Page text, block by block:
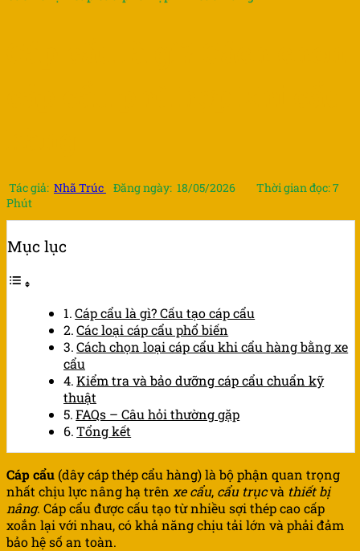
Tác giả: Nhã Trúc Đăng ngày: 18/05/2026
Thời gian đọc: 7
Phút
Mục lục
Cáp cẩu là gì? Cấu tạo cáp cẩu
Các loại cáp cẩu phổ biến
Cách chọn loại cáp cẩu khi cẩu hàng bằng xe
cẩu
Kiểm tra và bảo dưỡng cáp cẩu chuẩn kỹ
thuật
FAQs – Câu hỏi thường gặp
Tổng kết
Cáp cẩu (dây cáp thép cẩu hàng) là bộ phận quan trọng
nhất chịu lực nâng hạ trên xe cẩu, cẩu trụcvà thiết bị
nâng. Cáp cẩu được cấu tạo từ nhiều sợi thép cao cấp
xoắn lại với nhau, có khả năng chịu tải lớn và phải đảm
bảo hệ số an toàn.